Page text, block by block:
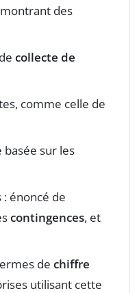
des
collecte de
comme celle de
sur les
énoncé de
contingences, et
de chiffre
utilisant cette